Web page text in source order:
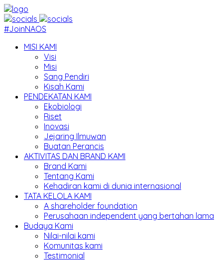
#JoinNAOS
MISI KAMI
Visi
Misi
Sang Pendiri
Kisah Kami
PENDEKATAN KAMI
Ekobiologi
Riset
Inovasi
Jejaring Ilmuwan
Buatan Perancis
AKTIVITAS DAN BRAND KAMI
Brand Kami
Tentang Kami
Kehadiran kami di dunia internasional
TATA KELOLA KAMI
A shareholder foundation
Perusahaan independent yang bertahan lama
Budaya Kami
Nilai-nilai kami
Komunitas kami
Testimonial